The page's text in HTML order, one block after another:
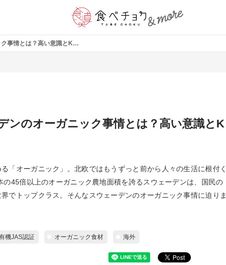
北欧スウェーデンのオーガニック事情とは？高い意識とKRAV認証
ンのオーガニック事情とは？高い意識とK
「オーガニック」。北欧ではもうずっと前から人々の生活に根付く
の45倍以上のオーガニック農地面積を誇るスウェーデンは、国民の
でトップクラス。そんなスウェーデンのオーガニック事情に迫りま
機JAS認証 オーガニック食材 海外